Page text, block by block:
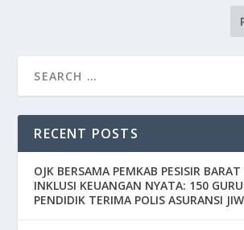
RECENT POSTS
OJK BERSAMA PEMKAB PESISIR
INKLUSI KEUANGAN NYATA: 150
PENDIDIK TERIMA POLIS ASURANSI